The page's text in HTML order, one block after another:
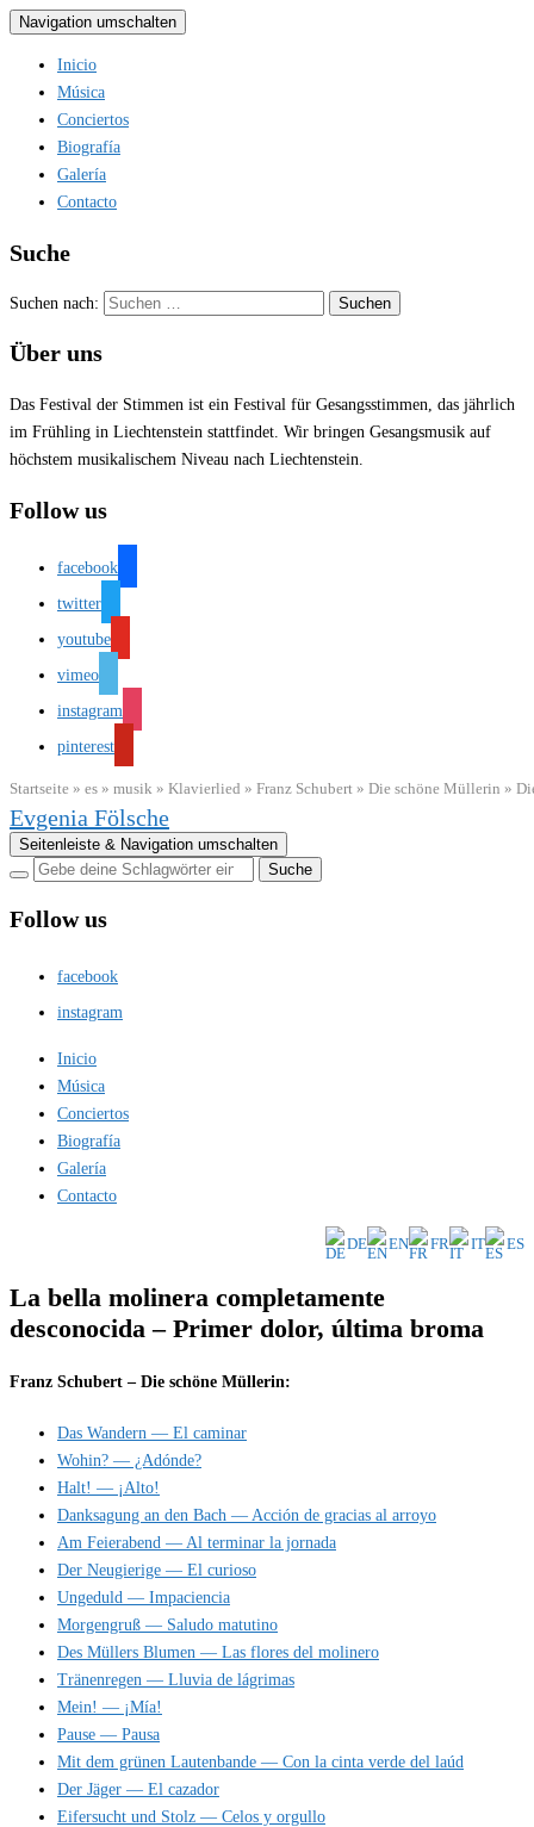
Navigation umschalten
Inicio
Música
Conciertos
Biografía
Galería
Contacto
Suche
Suchen nach:
Über uns
Das Festival der Stimmen ist ein Festival für Gesangsstimmen, das jährlich
im Frühling in Liechtenstein stattfindet. Wir bringen Gesangsmusik auf
höchstem musikalischem Niveau nach Liechtenstein.
Follow us
facebook
twitter
youtube
vimeo
instagram
pinterest
Startseite » es » musik » Klavierlied » Franz Schubert » Die schöne Müllerin »
Evgenia Fölsche
Seitenleiste & Navigation umschalten
Follow us
facebook
instagram
Inicio
Música
Conciertos
Biografía
Galería
Contacto
DE EN FR IT ES
La bella molinera completamente
desconocida – Primer dolor, última broma
Franz Schubert – Die schöne Müllerin:
Das Wandern — El caminar
Wohin? — ¿Adónde?
Halt! — ¡Alto!
Danksagung an den Bach — Acción de gracias al arroyo
Am Feierabend — Al terminar la jornada
Der Neugierige — El curioso
Ungeduld — Impaciencia
Morgengruß — Saludo matutino
Des Müllers Blumen — Las flores del molinero
Tränenregen — Lluvia de lágrimas
Mein! — ¡Mía!
Pause — Pausa
Mit dem grünen Lautenbande — Con la cinta verde del laúd
Der Jäger — El cazador
Eifersucht und Stolz — Celos y orgullo